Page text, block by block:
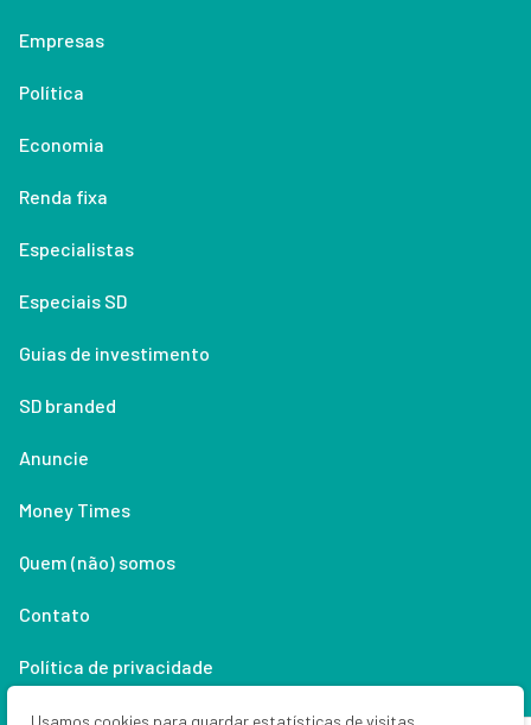
Empresas
Política
Economia
Renda fixa
Especialistas
Especiais SD
Guias de investimento
SD branded
Anuncie
Money Times
Quem (não) somos
Contato
Política de privacidade
Lifestyle
Usamos cookies para guardar estatísticas de visitas,